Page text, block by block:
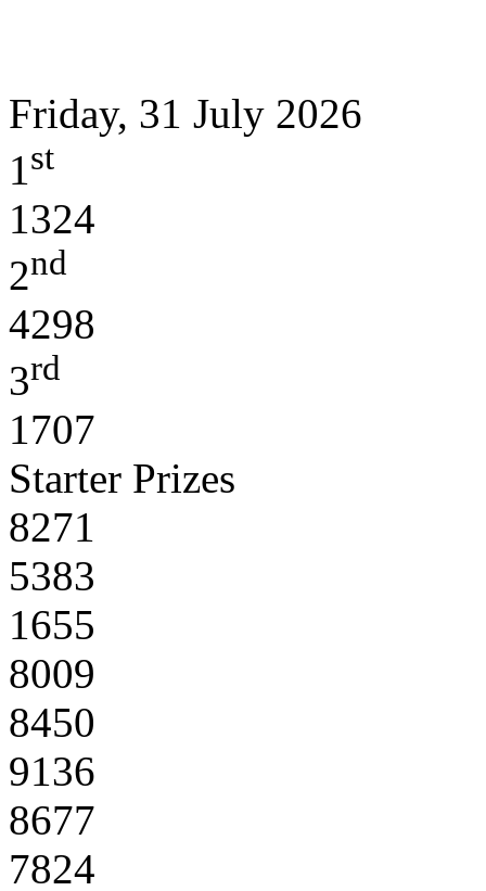
Friday, 31 July 2026
1st
1324
2nd
4298
3rd
1707
Starter Prizes
8271
5383
1655
8009
8450
9136
8677
7824